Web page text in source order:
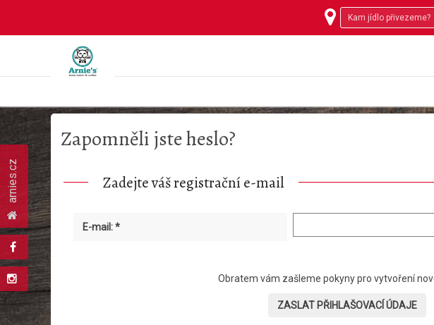
Zapomněli jste heslo?
Zadejte váš registrační e-mail
E-mail: *
Obratem vám zašleme pokyny pro vytvoření
arnies.cz